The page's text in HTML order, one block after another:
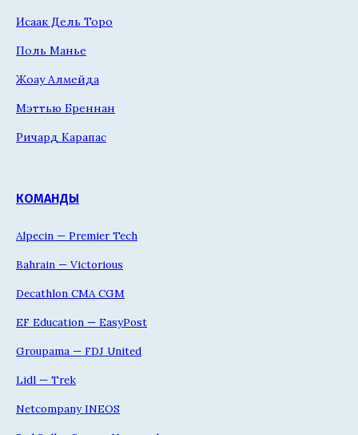
Исаак Дель Торо
Поль Манье
Жоау Алмейда
Мэттью Бреннан
Ричард Карапас
КОМАНДЫ
Alpecin — Premier Tech
Bahrain — Victorious
Decathlon CMA CGM
EF Education — EasyPost
Groupama — FDJ United
Lidl — Trek
Netcompany INEOS